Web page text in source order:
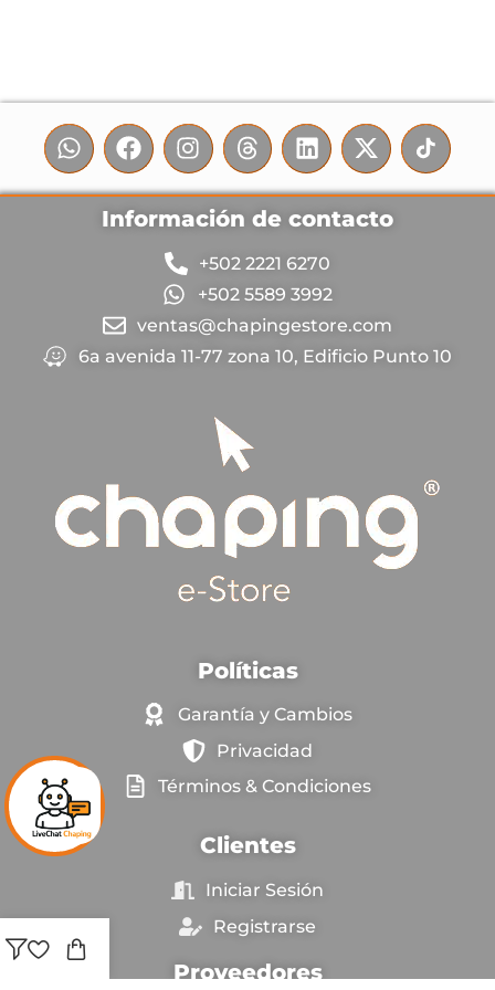
Información de contacto
+502 2221 6270
+502 5589 3992
ventas@chapingestore.com
6a avenida 11-77 zona 10, Edificio Punto 10
Políticas
Garantía y Cambios
Privacidad
Términos & Condiciones
Clientes
Iniciar Sesión
Registrarse
Proveedores